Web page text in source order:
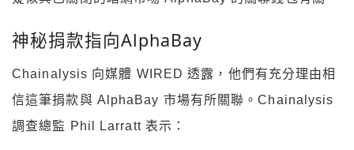
神秘捐款指向AlphaBay
Chainalysis 向媒體 WIRED 透露，他們有充分理由相
信這筆捐款與 AlphaBay 市場有所關聯。Chainalysis
調查總監 Phil Larratt 表示：